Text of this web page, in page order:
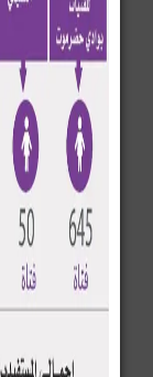
واستُهل الأسبوع
للأطفال،
الترفيهية،
ومحفّزة تواكب